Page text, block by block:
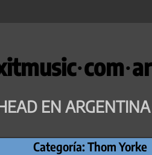
EN ARGENTINA
Categoría:Thom Yorke